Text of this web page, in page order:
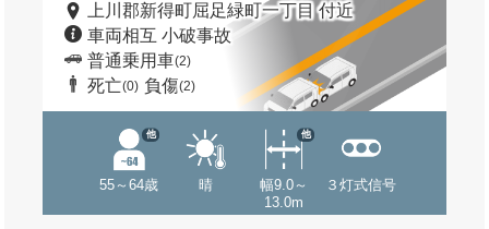
上川郡新得町屈足緑町一丁目 付近
車両相互 小破事故
普通乗用車(2)
死亡(0) 負傷(2)
55～64歳
他
晴
幅9.0～
13.0m
他
３灯式信号